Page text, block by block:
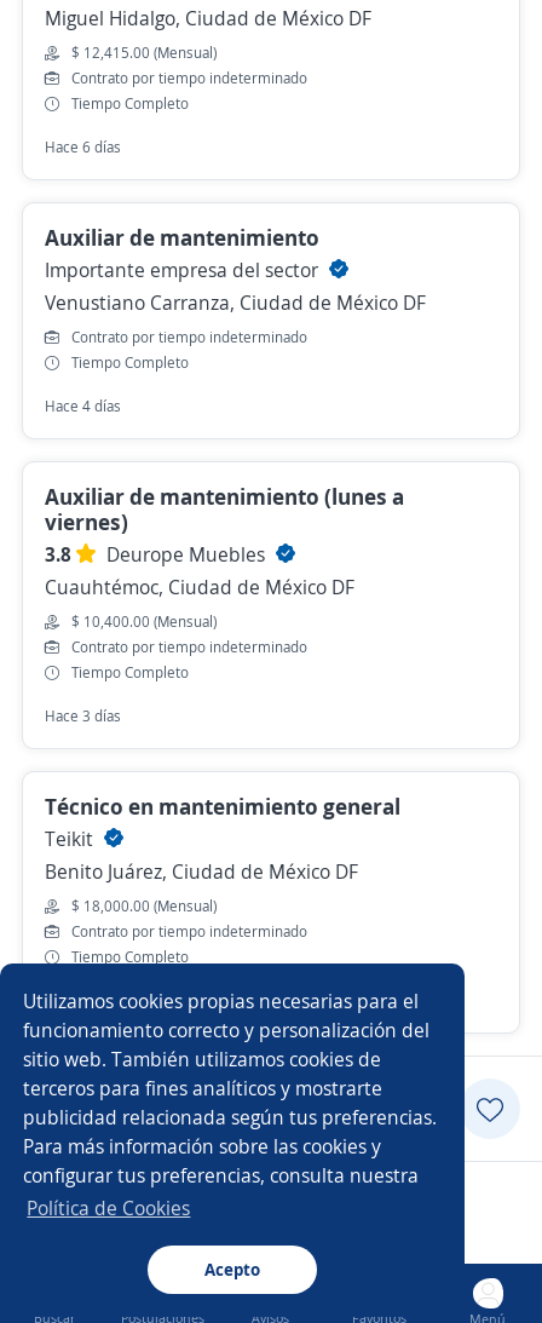
Utilizamos cookies propias necesarias para el
funcionamiento correcto y personalización del
sitio web. También utilizamos cookies de
terceros para fines analíticos y mostrarte
publicidad relacionada según tus preferencias.
Para más información sobre las cookies y
configurar tus preferencias, consulta nuestra
Política de Cookies
Acepto
Buscar Postulaciones Avisos Favoritos Menú
Miguel Hidalgo, Ciudad de México DF
$ 12,415.00 (Mensual)
Contrato por tiempo indeterminado
Tiempo Completo
Hace 6 días
Auxiliar de mantenimiento
Importante empresa del sector
Venustiano Carranza, Ciudad de México DF
Contrato por tiempo indeterminado
Tiempo Completo
Hace 4 días
Auxiliar de mantenimiento (lunes a
viernes)
3.8
Deurope Muebles
Cuauhtémoc, Ciudad de México DF
$ 10,400.00 (Mensual)
Contrato por tiempo indeterminado
Tiempo Completo
Hace 3 días
Técnico en mantenimiento general
Teikit
Benito Juárez, Ciudad de México DF
$ 18,000.00 (Mensual)
Contrato por tiempo indeterminado
Tiempo Completo
Hace 4 días
Postularme
Copyright 2014 - 2026 DGNET LTD.
Aviso legal